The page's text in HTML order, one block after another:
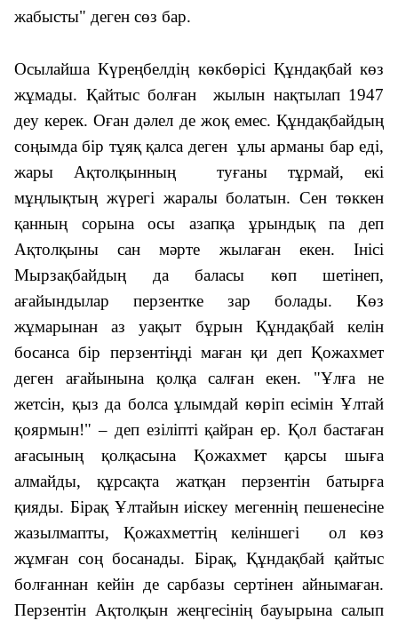
жабысты" деген сөз бар.
Осылайша Күреңбелдің көкбөрісі Құндақбай көз
жұмады. Қайтыс болған жылын нақтылап 1947
деу керек. Оған дәлел де жоқ емес. Құндақбайдың
соңымда бір тұяқ қалса деген ұлы арманы бар еді,
жары Ақтолқынның туғаны тұрмай, екі
мұңлықтың жүрегі жаралы болатын. Сен төккен
қанның сорына осы азапқа ұрындық па деп
Ақтолқыны сан мәрте жылаған екен. Інісі
Мырзақбайдың да баласы көп шетінеп,
ағайындылар перзентке зар болады. Көз
жұмарынан аз уақыт бұрын Құндақбай келін
босанса бір перзентіңді маған қи деп Қожахмет
деген ағайынына қолқа салған екен. "Ұлға не
жетсін, қыз да болса ұлымдай көріп есімін Ұлтай
қоярмын!" – деп езіліпті қайран ер. Қол бастаған
ағасының қолқасына Қожахмет қарсы шыға
алмайды, құрсақта жатқан перзентін батырға
қияды. Бірақ Ұлтайын иіскеу мегеннің пешенесіне
жазылмапты, Қожахметтің келіншегі ол көз
жұмған соң босанады. Бірақ, Құндақбай қайтыс
болғаннан кейін де сарбазы сертінен айнымаған.
Перзентін Ақтолқын жеңгесінің бауырына салып